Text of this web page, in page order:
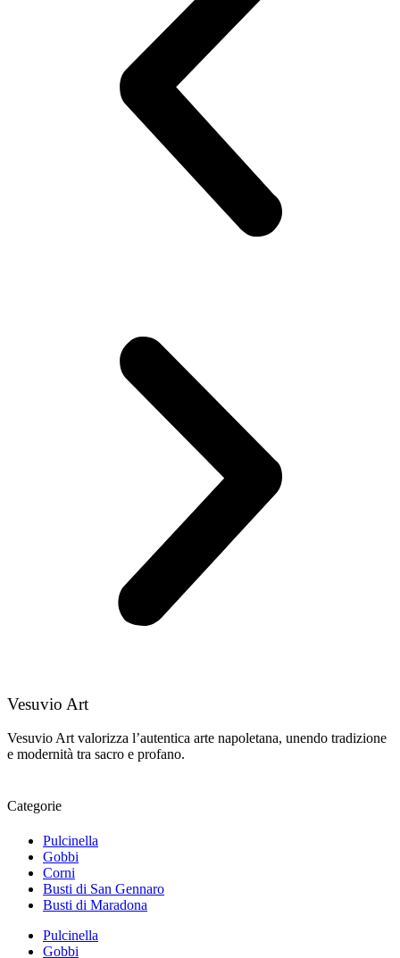
Vesuvio Art
Vesuvio Art valorizza l’autentica arte napoletana, unendo tradizione
e modernità tra sacro e profano.
Categorie
Pulcinella
Gobbi
Corni
Busti di San Gennaro
Busti di Maradona
Pulcinella
Gobbi